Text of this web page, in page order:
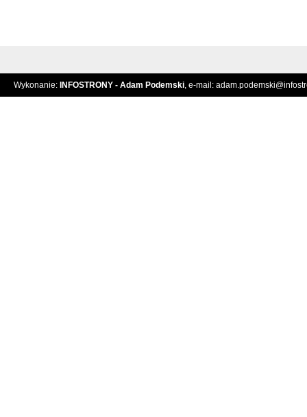
Wykonanie: INFOSTRONY - Adam Podemski, e-mail: